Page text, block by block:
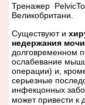
Тренажер
Великобритани.
Существуют и
недержания
долговременном
ослабевание
операции) и,
серьезные
инфекцонных
может привести к